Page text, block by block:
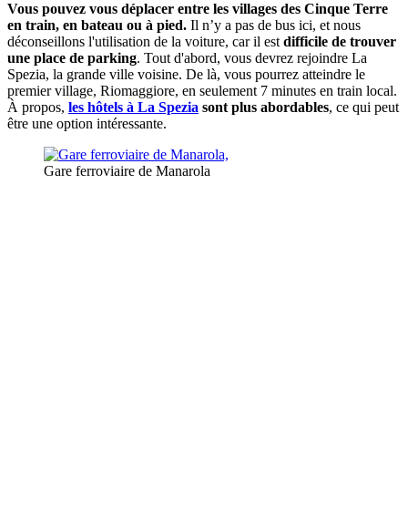
Vous pouvez vous déplacer entre les villages des Cinque Terre
en train, en bateau ou à pied. Il n’y a pas de bus ici, et nous
déconseillons l'utilisation de la voiture, car il estdifficile de trouver
une place de parking. Tout d'abord, vous devrez rejoindre La
Spezia, la grande ville voisine. De là, vous pourrez atteindre le
premier village, Riomaggiore, en seulement 7 minutes en train local.
À propos, les hôtels à La Spezia sont plus abordables, ce qui peut
être une option intéressante.
Gare ferroviaire de Manarola